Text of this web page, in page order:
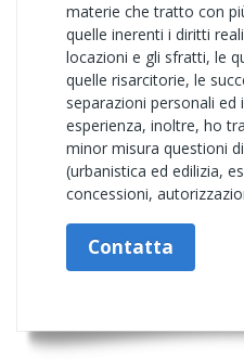
materie che tratto con
quelle inerenti i diritti
locazioni e gli sfratti, le
quelle risarcitorie, le
separazioni personali ed
esperienza, inoltre, ho
minor misura questioni
(urbanistica ed edilizia,
concessioni,
Contatta